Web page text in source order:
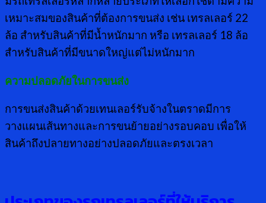
เหมาะสมของสินค้าที่ต้องการขนส่ง เช่น เทรลเลอร์ 22
ล้อ สำหรับสินค้าที่มีน้ำหนักมาก หรือ เทรลเลอร์ 18 ล้อ
สำหรับสินค้าที่มีขนาดใหญ่แต่ไม่หนักมาก
ความปลอดภัยในการขนส่ง
การขนส่งสินค้าด้วยเทนเลอร์รับจ้างในตราดมีการ
วางแผนเส้นทางและการขนย้ายอย่างรอบคอบ เพื่อให้
สินค้าถึงปลายทางอย่างปลอดภัยและตรงเวลา